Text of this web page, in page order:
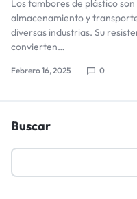
Los tambores de plástico
almacenamiento y
diversas industrias. Su
convierten…
Febrero 16, 2025 0
Buscar